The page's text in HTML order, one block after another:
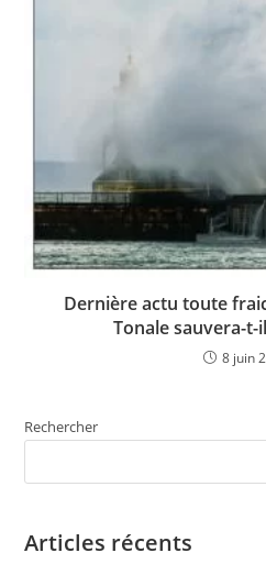
Dernière actu toute
Tonale sauvera-t-
8 juin
Rechercher
Articles récents